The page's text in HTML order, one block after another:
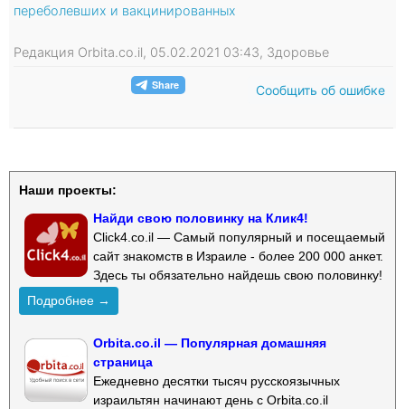
переболевших и вакцинированных
Редакция Orbita.co.il, 05.02.2021 03:43, Здоровье
Сообщить об ошибке
Наши проекты:
Найди свою половинку на Клик4!
Click4.co.il — Самый популярный и посещаемый
сайт знакомств в Израиле - более 200 000 анкет.
Здесь ты обязательно найдешь свою половинку!
Подробнее →
Orbita.co.il — Популярная домашняя
страница
Ежедневно десятки тысяч русскоязычных
израильтян начинают день с Orbita.co.il